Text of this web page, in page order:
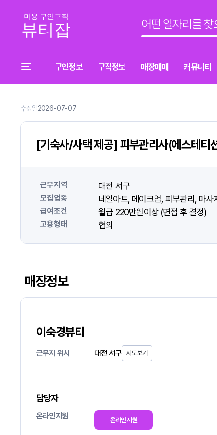
구인정보 구직정보 매장매매 커뮤니티
수정일2026-07-07
[기숙사/사택 제공] 피부관리사(에스테티
근무지역 대전 서구
모집업종 네일아트 메이크업 피부관리 마사
급여조건 월급 220만원이상 (면접 후 결정)
고용형태 협의
매장정보
이숙경뷰티
근무지 위치 대전 서구 지도보기
담당자
온라인지원 온라인지원